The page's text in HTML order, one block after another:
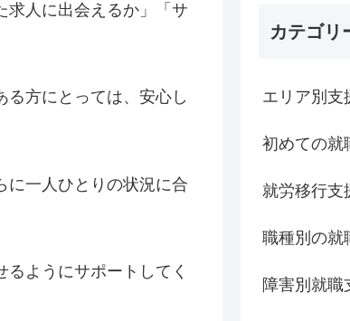
求人に出会えるか」「サ
方にとっては、安心し
に一人ひとりの状況に合
ようにサポートしてく
カテゴリ
エリア別支
初めての就
就労移行支
職種別の就
障害別就職